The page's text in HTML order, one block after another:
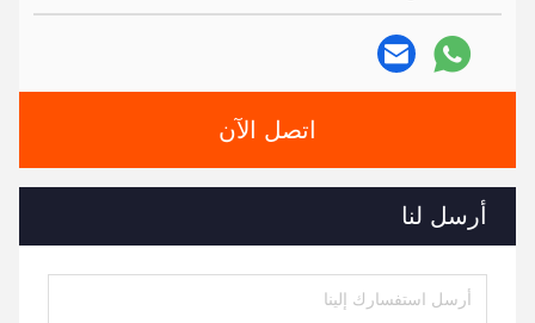
اتصل الآن
أرسل لنا